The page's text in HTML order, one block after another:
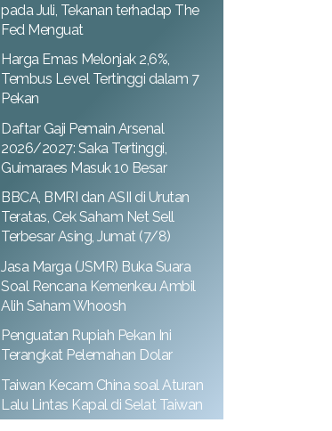
pada Juli, Tekanan terhadap The
Fed Menguat
Harga Emas Melonjak 2,6%,
Tembus Level Tertinggi dalam 7
Pekan
Daftar Gaji Pemain Arsenal
2026/2027: Saka Tertinggi,
Guimaraes Masuk 10 Besar
BBCA, BMRI dan ASII di Urutan
Teratas, Cek Saham Net Sell
Terbesar Asing, Jumat (7/8)
Jasa Marga (JSMR) Buka Suara
Soal Rencana Kemenkeu Ambil
Alih Saham Whoosh
Penguatan Rupiah Pekan Ini
Terangkat Pelemahan Dolar
Taiwan Kecam China soal Aturan
Lalu Lintas Kapal di Selat Taiwan